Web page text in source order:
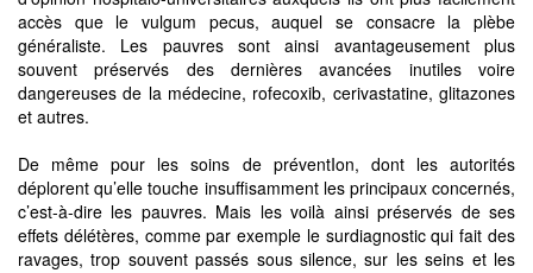
accès que le vulgum pecus, auquel se consacre la plèbe
généraliste. Les pauvres sont ainsi avantageusement plus
souvent préservés des dernières avancées inutiles voire
dangereuses de la médecine, rofecoxib, cerivastatine, glitazones
et autres.
De même pour les soins de préventIon, dont les autorités
déplorent qu’elle touche insuffisamment les principaux concernés,
c’est-à-dire les pauvres. Mais les voilà ainsi préservés de ses
effets délétères, comme par exemple le surdiagnostic qui fait des
ravages, trop souvent passés sous silence, sur les seins et les